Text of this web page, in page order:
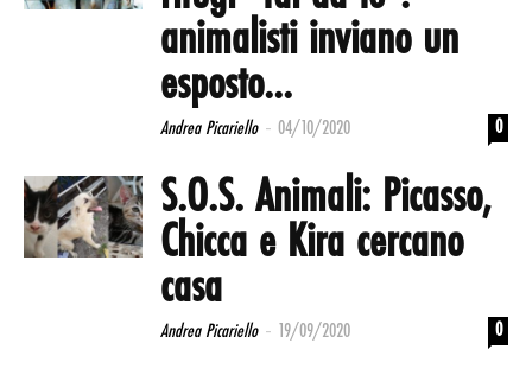
animalisti inviano un
esposto...
Andrea Picariello - 04/10/2020 0
S.O.S. Animali: Picasso,
Chicca e Kira cercano
casa
Andrea Picariello - 19/09/2020 0